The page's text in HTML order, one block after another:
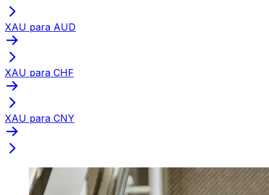
XAU para AUD
XAU para CHF
XAU para CNY